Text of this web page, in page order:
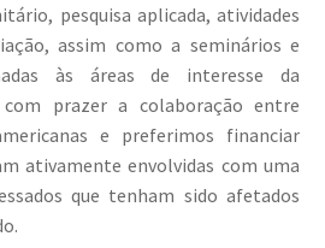
pesquisa aplicada, atividades
assim como a seminários e
às áreas de interesse da
com prazer a colaboração entre
e preferimos financiar
ativamente envolvidas com uma
que tenham sido afetados